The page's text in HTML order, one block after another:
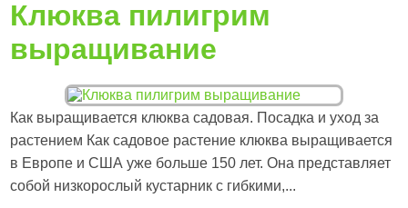
Клюква пилигрим
выращивание
Как выращивается клюква садовая. Посадка и уход за
растением Как садовое растение клюква выращивается
в Европе и США уже больше 150 лет. Она представляет
собой низкорослый кустарник с гибкими,...